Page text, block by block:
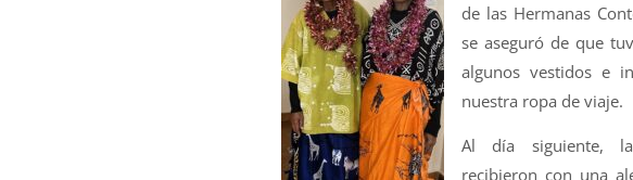
de las Hermanas
se aseguró de que
algunos vestidos e
nuestra ropa de viaje.
Al día siguiente,
recibieron con una